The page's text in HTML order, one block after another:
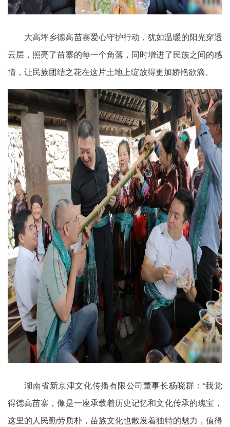
大高坪乡德高苗寨爱心守护行动，犹如温暖的阳光穿透
云层，照亮了苗寨的每一个角落，同时增进了民族之间的感
情，让民族团结之花在这片土地上绽放得更加娇艳欲滴。
湖南省新京津文化传播有限公司董事长杨晓群：“我觉
得德高苗寨，像是一座承载着历史记忆和文化传承的瑰宝，
这里的人民勤劳质朴，苗族文化也散发着独特的魅力，值得